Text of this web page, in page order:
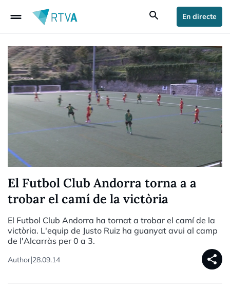
drag_handle search En directe
El Futbol Club Andorra torna a a
trobar el camí de la victòria
El Futbol Club Andorra ha tornat a trobar el camí de la
victòria. L'equip de Justo Ruiz ha guanyat avui al camp
de l'Alcarràs per 0 a 3.
Author|28.09.14 share